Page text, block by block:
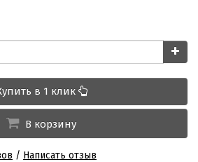
в 1 клик
В корзину
/ Написать отзыв